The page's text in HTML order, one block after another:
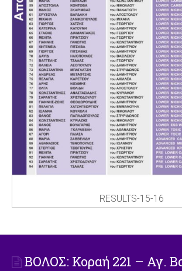
RESULTS-15-16
ΒΟΛΟΣ: Koραή 221 – Αγ.